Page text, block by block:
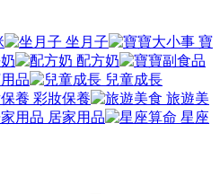
坐月子
寶
配方奶
品
兒童成長
彩妝保養
旅遊美
居家用品
星座